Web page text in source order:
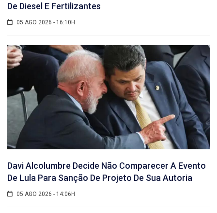
De Diesel E Fertilizantes
05 AGO 2026 - 16:10H
Davi Alcolumbre Decide Não Comparecer A Evento
De Lula Para Sanção De Projeto De Sua Autoria
05 AGO 2026 - 14:06H